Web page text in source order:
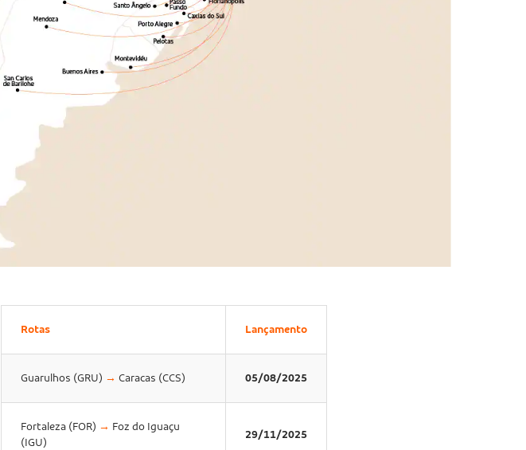
Rotas Lançamento
Guarulhos (GRU) → Caracas (CCS) 05/08/2025
Fortaleza (FOR) → Foz do Iguaçu
(IGU)
29/11/2025